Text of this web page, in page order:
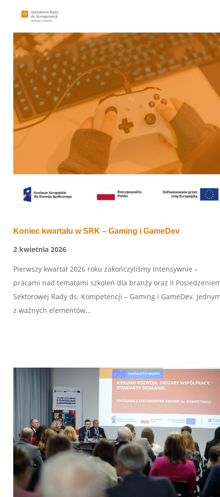
Koniec kwartału w SRK – Gaming i GameDev
2 kwietnia 2026
Pierwszy kwartał 2026 roku zakończyliśmy intensywnie –
pracami nad tematami szkoleń dla branży oraz II
Sektorowej Rady ds. Kompetencji – Gaming i GameDev.
z ważnych elementów...